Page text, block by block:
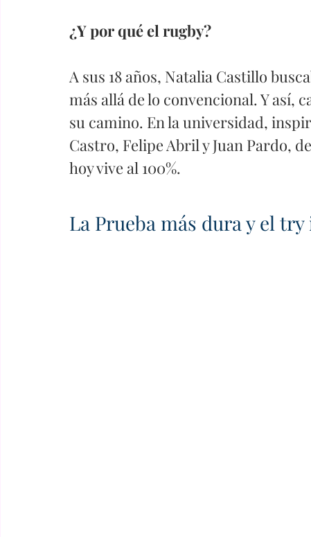
¿Y por qué el rugby?
A sus 18 años, Natalia Castillo
más allá de lo convencional. Y así,
su camino. En la universidad,
Castro, Felipe Abril y Juan Pardo,
hoy vive al 100%.
La Prueba más dura y el